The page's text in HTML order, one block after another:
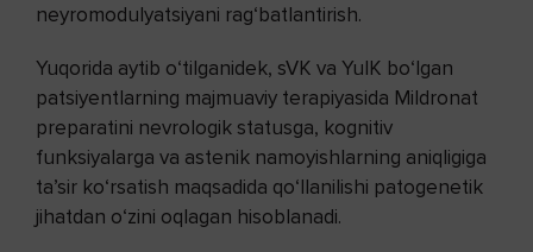
neyromodulyatsiyani rag‘batlantirish.
Yuqorida aytib o‘tilganidek, sVK va YuIK bo‘lgan
patsiyentlarning majmuaviy terapiyasida Mildronat
preparatini nevrologik statusga, kognitiv
funksiyalarga va astenik namoyishlarning aniqligiga
ta’sir ko‘rsatish maqsadida qo‘llanilishi patogenetik
jihatdan o‘zini oqlagan hisoblanadi.